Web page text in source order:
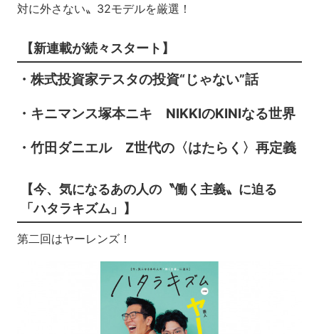
対に外さない〟32モデルを厳選！
【新連載が続々スタート】
・株式投資家テスタの投資“じゃない”話
・キニマンス塚本ニキ NIKKIのKINIなる世界
・竹田ダニエル Z世代の〈はたらく〉再定義
【今、気になるあの人の〝働く主義〟に迫る
「ハタラキズム」】
第二回はヤーレンズ！